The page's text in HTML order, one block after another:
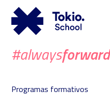
#alwaysforward
Programas formativos